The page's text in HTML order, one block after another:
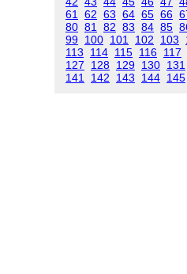
61
62 63 64 65 66
80 81 82 83 84 85
99 100 101 102 103
113
114 115 116 117
127
128 129 130 131
141
142 143 144 145